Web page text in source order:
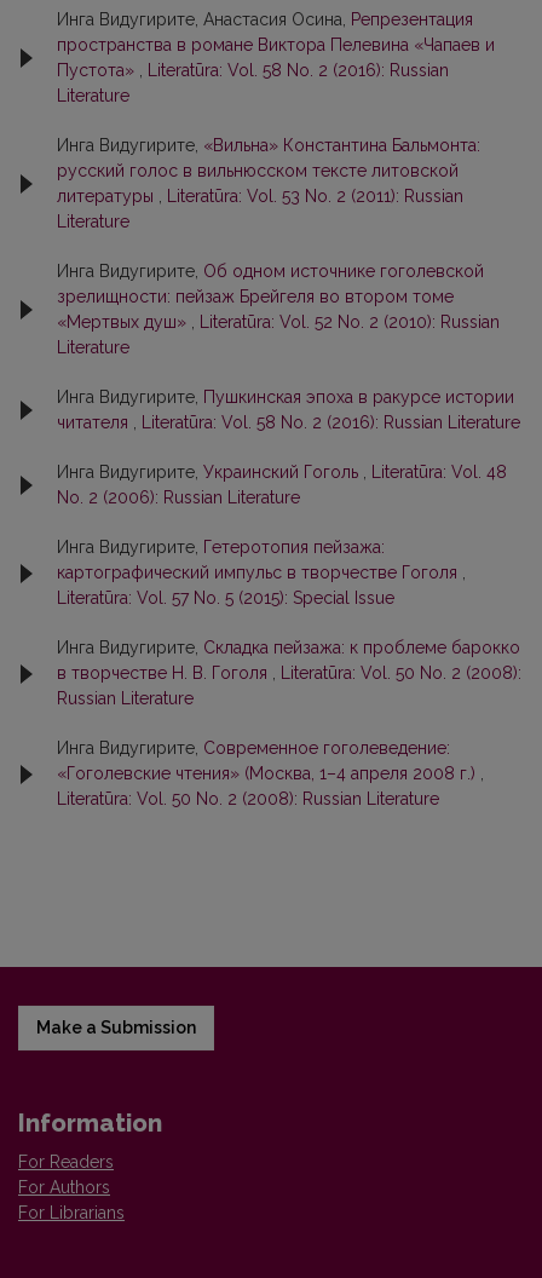
Инга Видугирите, Анастасия Осина,
Репрезентация
пространства в романе Виктора Пелевина «Чапаев и
Пустота»
Literatūra: Vol. 58 No. 2 (2016): Russian
Literature
Инга Видугирите, «Вильна» Константина Бальмонта:
русский голос в вильнюсском тексте литовской
литературы
Literatūra: Vol. 53 No. 2 (2011): Russian
Literature
Инга Видугирите, Об одном источнике гоголевской
зрелищности: пейзаж Брейгеля во втором томе
«Мертвых душ»
Literatūra: Vol. 52 No. 2 (2010): Russian
Literature
Инга Видугирите, Пушкинская эпоха в ракурсе истории
читателя
Literatūra: Vol. 58 No. 2 (2016): Russian Literature
Инга Видугирите, Украинский Гоголь
Literatūra: Vol. 48
No. 2 (2006): Russian Literature
Инга Видугирите, Гетеротопия пейзажа:
картографический импульс в творчестве Гоголя
Literatūra: Vol. 57 No. 5 (2015): Special Issue
Инга Видугирите, Складка пейзажа: к проблеме барокко
в творчестве Н. В. Гоголя
Literatūra: Vol. 50 No. 2 (2008):
Russian Literature
Инга Видугирите, Современное гоголеведение:
«Гоголевские чтения» (Москва, 1–4 апреля 2008 г.)
Literatūra: Vol. 50 No. 2 (2008): Russian Literature
Make a Submission
Information
For Readers
For Authors
For Librarians